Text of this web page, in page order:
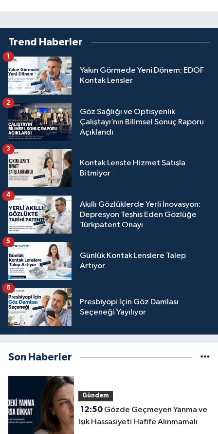
Trend Haberler
Yakın Görmede Yeni Dönem: EDOF
Kontak Lensler
1
Göz Sağlığı ve Optisyenlik
Çalıştayı’nın Bilimsel Sonuç Raporu
Açıklandı
2
Kontak Lenste Hizmet Satışla
Bitmiyor
3
Akıllı Gözlüklerde Yerli İnovasyon:
Depresyon Teşhis Eden Gözlüğe
Türkpatent Onayı
4
Günlük Kontak Lenslere Talep
Artıyor
5
Presbiyopi İçin Göz Damlası
Seçeneği Yayılıyor
6
Son Haberler
Gündem
12:50Gözde Geçmeyen Yanma ve
Işık Hassasiyeti Hafife Alınmamalı